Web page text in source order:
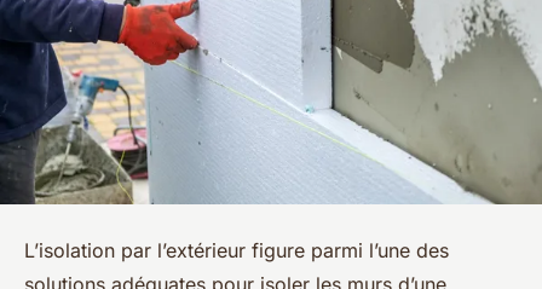
L’isolation par l’extérieur figure parmi l’une des